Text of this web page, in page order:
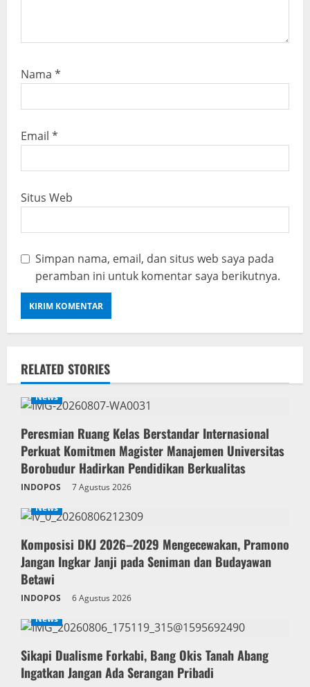
Nama *
Email *
Situs Web
Simpan nama, email, dan situs web saya pada
peramban ini untuk komentar saya berikutnya.
RELATED STORIES
News
Peresmian Ruang Kelas Berstandar Internasional
Perkuat Komitmen Magister Manajemen Universitas
Borobudur Hadirkan Pendidikan Berkualitas
INDOPOS
7 Agustus 2026
News
Komposisi DKJ 2026–2029 Mengecewakan, Pramono
Jangan Ingkar Janji pada Seniman dan Budayawan
Betawi
INDOPOS
6 Agustus 2026
News
Sikapi Dualisme Forkabi, Bang Okis Tanah Abang
Ingatkan Jangan Ada Serangan Pribadi